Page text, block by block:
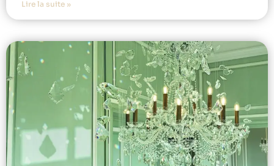
Lire la suite »